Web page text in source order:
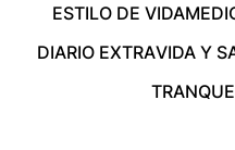
ESTILO DE VIDA
DIARIO EXTRAVIDA Y